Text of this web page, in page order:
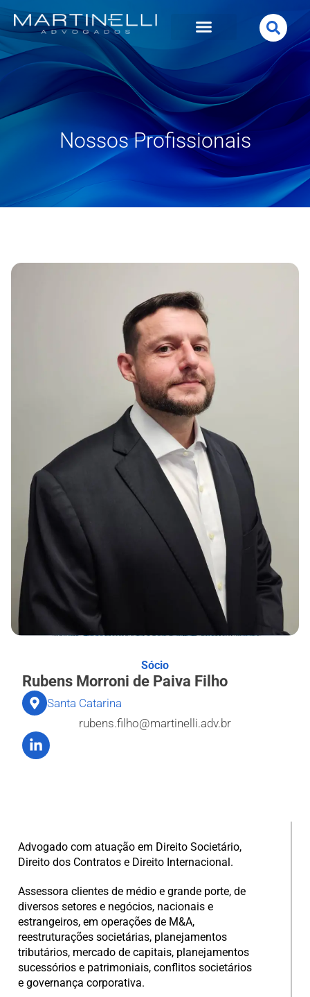
Nossos Profissionais
Sócio
Rubens Morroni de Paiva Filho
Santa Catarina
rubens.filho@martinelli.adv.br
Advogado com atuação em Direito Societário,
Direito dos Contratos e Direito Internacional.
Assessora clientes de médio e grande porte, de
diversos setores e negócios, nacionais e
estrangeiros, em operações de M&A,
reestruturações societárias, planejamentos
tributários, mercado de capitais, planejamentos
sucessórios e patrimoniais, conflitos societários
e governança corporativa.